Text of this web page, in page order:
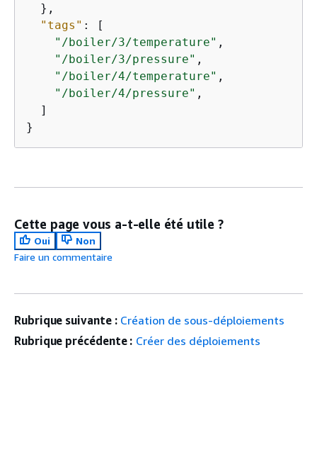
  },
"tags" : [
"/boiler/3/temperature" ,
"/boiler/3/pressure" ,
"/boiler/4/temperature" ,
"/boiler/4/pressure" ,
  ]
}
Cette page vous a-t-elle été utile ?
Oui
Non
Faire un commentaire
Rubrique suivante : Création de sous-déploiements
Rubrique précédente : Créer des déploiements